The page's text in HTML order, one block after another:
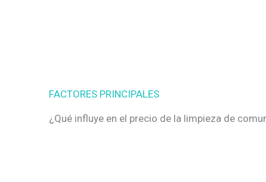
FACTORES PRINCIPALES
¿Qué influye en el precio de la limpieza de